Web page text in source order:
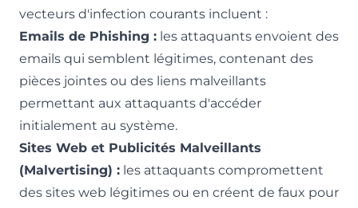
vecteurs d'infection courants incluent :
Emails de Phishing : les attaquants envoient des
emails qui semblent légitimes, contenant des
pièces jointes ou des liens malveillants
permettant aux attaquants d'accéder
initialement au système.
Sites Web et Publicités Malveillants
(Malvertising) : les attaquants compromettent
des sites web légitimes ou en créent de faux pour